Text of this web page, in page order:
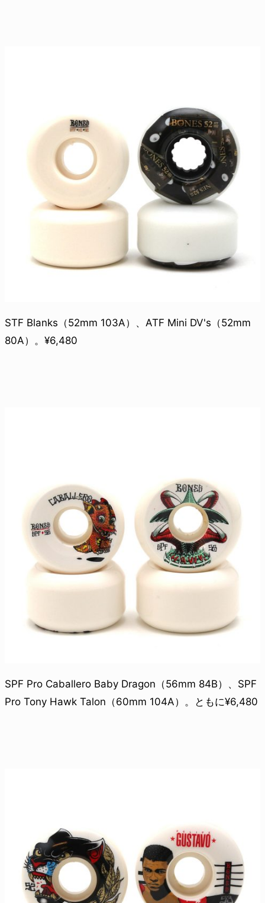
STF Blanks（52mm 103A）、ATF Mini DV's（52mm
80A）。¥6,480
SPF Pro Caballero Baby Dragon（56mm 84B）、SPF
Pro Tony Hawk Talon（60mm 104A）。ともに¥6,480